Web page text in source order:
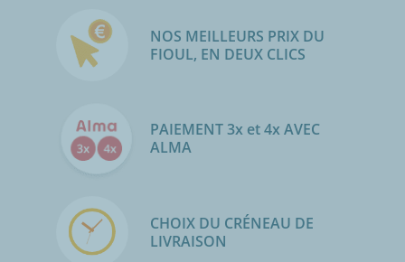
NOS MEILLEURS PRIX DU
FIOUL, EN DEUX CLICS
PAIEMENT 3x et 4x AVEC
ALMA
CHOIX DU CRÉNEAU DE
LIVRAISON